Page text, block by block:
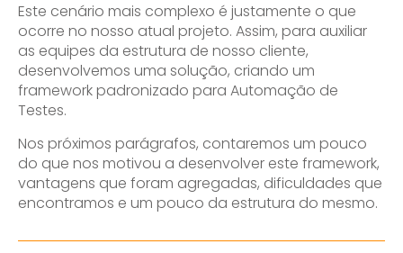
Este cenário mais complexo é justamente o que
ocorre no nosso atual projeto. Assim, para auxiliar
as equipes da estrutura de nosso cliente,
desenvolvemos uma solução, criando um
framework padronizado para Automação de
Testes.
Nos próximos parágrafos, contaremos um pouco
do que nos motivou a desenvolver este framework,
vantagens que foram agregadas, dificuldades que
encontramos e um pouco da estrutura do mesmo.